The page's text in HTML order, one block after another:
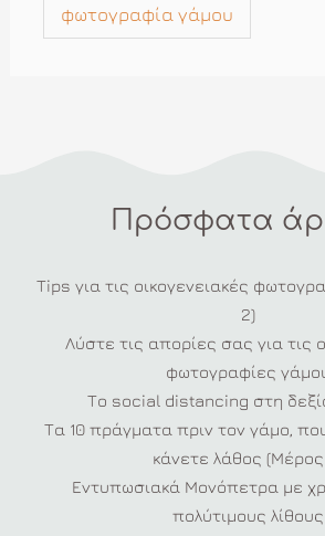
φωτογραφία γάμου
Πρόσφατα
Tips για τις οικογενειακές
2)
Λύστε τις απορίες σας για τις
φωτογραφίες
Το social distancing στη
Τα 10 πράγματα πριν τον γάμο,
κάνετε λάθος
Εντυπωσιακά Μονόπετρα με
πολύτιμους λίθους